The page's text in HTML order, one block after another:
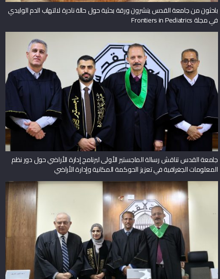
باحثون من جامعة القدس ينشرون ورقة بحثية حول حالة نادرة لالتهاب الدم الوليدي
في مجلة Frontiers in Pediatrics
جامعة القدس تناقش رسالة الماجستير الأولى لبرنامج إدارة الأراضي حول دور نظم
المعلومات الجغرافية في تعزيز الحوكمة المكانية وإدارة الأراضي